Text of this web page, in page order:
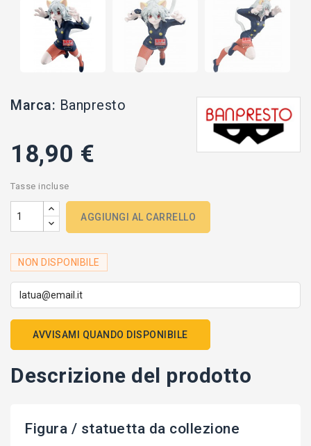
Marca: Banpresto
18,90 €
Tasse incluse
AGGIUNGI AL CARRELLO
NON DISPONIBILE
AVVISAMI QUANDO DISPONIBILE
Descrizione del prodotto
Figura / statuetta da collezione